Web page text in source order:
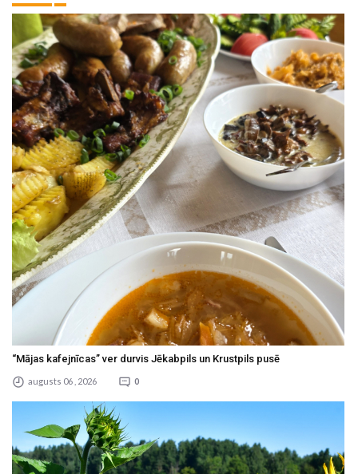
“Mājas kafejnīcas” ver durvis Jēkabpils un Krustpils pusē
augusts 06 , 2026 0